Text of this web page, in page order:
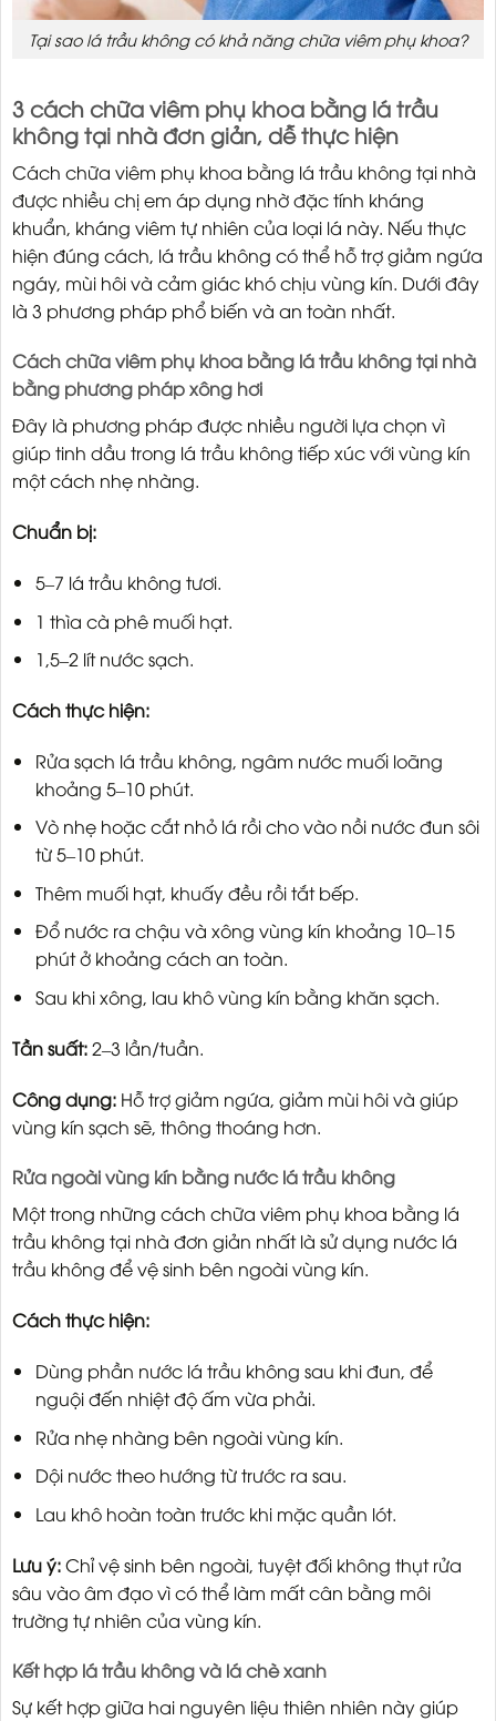
Tại sao lá trầu không có khả năng chữa viêm phụ khoa?
3 cách chữa viêm phụ khoa bằng lá trầu
không tại nhà đơn giản, dễ thực hiện
Cách chữa viêm phụ khoa bằng lá trầu không tại nhà
được nhiều chị em áp dụng nhờ đặc tính kháng
khuẩn, kháng viêm tự nhiên của loại lá này. Nếu thực
hiện đúng cách, lá trầu không có thể hỗ trợ giảm ngứa
ngáy, mùi hôi và cảm giác khó chịu vùng kín. Dưới đây
là 3 phương pháp phổ biến và an toàn nhất.
Cách chữa viêm phụ khoa bằng lá trầu không tại nhà
bằng phương pháp xông hơi
Đây là phương pháp được nhiều người lựa chọn vì
giúp tinh dầu trong lá trầu không tiếp xúc với vùng kín
một cách nhẹ nhàng.
Chuẩn bị:
5–7 lá trầu không tươi.
1 thìa cà phê muối hạt.
1,5–2 lít nước sạch.
Cách thực hiện:
Rửa sạch lá trầu không, ngâm nước muối loãng
khoảng 5–10 phút.
Vò nhẹ hoặc cắt nhỏ lá rồi cho vào nồi nước đun sôi
từ 5–10 phút.
Thêm muối hạt, khuấy đều rồi tắt bếp.
Đổ nước ra chậu và xông vùng kín khoảng 10–15
phút ở khoảng cách an toàn.
Sau khi xông, lau khô vùng kín bằng khăn sạch.
Tần suất:2–3 lần/tuần.
Công dụng: Hỗ trợ giảm ngứa, giảm mùi hôi và giúp
vùng kín sạch sẽ, thông thoáng hơn.
Rửa ngoài vùng kín bằng nước lá trầu không
Một trong những cách chữa viêm phụ khoa bằng lá
trầu không tại nhà đơn giản nhất là sử dụng nước lá
trầu không để vệ sinh bên ngoài vùng kín.
Cách thực hiện:
Dùng phần nước lá trầu không sau khi đun, để
nguội đến nhiệt độ ấm vừa phải.
Rửa nhẹ nhàng bên ngoài vùng kín.
Dội nước theo hướng từ trước ra sau.
Lau khô hoàn toàn trước khi mặc quần lót.
Lưu ý:Chỉ vệ sinh bên ngoài, tuyệt đối không thụt rửa
sâu vào âm đạo vì có thể làm mất cân bằng môi
trường tự nhiên của vùng kín.
Kết hợp lá trầu không và lá chè xanh
Sự kết hợp giữa hai nguyên liệu thiên nhiên này giúp